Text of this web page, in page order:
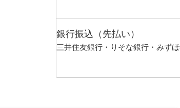
銀行振込（先払い）
三井住友銀行・りそな銀行・みず